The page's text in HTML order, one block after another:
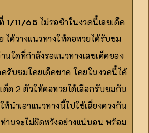
1/11/65 ไม่รอช้าในงวดนี้เลขเด็ด
ได้วางแนวทางให้คอหวยได้รับชม
ใดที่กำลังรอแนวทางเลขเด็ดของ
รับชมโดยเด็ดขาด โดยในงวดนี้ได้
ด็ด 2 ตัวให้คอหวยได้เลือกรับชมกัน
นำเอาแนวทางนี้ไปใช้เสี่ยงดวงกัน
ท่านจะไม่ผิดหวังอย่างแน่นอน พร้อม